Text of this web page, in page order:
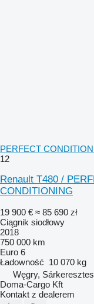
PERFECT
12
Renault T480 /
CONDITIONING
19 900 € ≈ 85 690 zł
Ciągnik siodłowy
2018
750 000 km
Euro 6
Ładowność 10 070 kg
Węgry, Sárkeresztes
Doma-Cargo Kft
Kontakt z dealerem